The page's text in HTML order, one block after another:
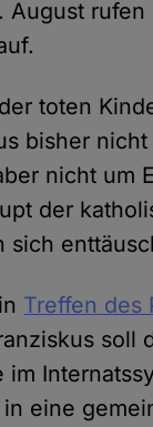
August rufen
toten
bisher
nicht um
der
sich
Treffen des
soll
eine